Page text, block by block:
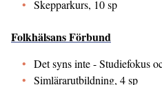
Skepparkurs, 10 sp
Folkhälsans Förbund
Det syns inte - Studiefokus
Simlärarutbildning, 4 sp